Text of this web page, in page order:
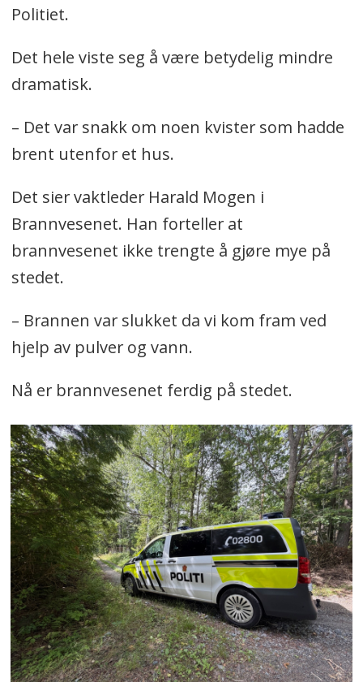
Politiet.
Det hele viste seg å være betydelig mindre
dramatisk.
– Det var snakk om noen kvister som hadde
brent utenfor et hus.
Det sier vaktleder Harald Mogen i
Brannvesenet. Han forteller at
brannvesenet ikke trengte å gjøre mye på
stedet.
– Brannen var slukket da vi kom fram ved
hjelp av pulver og vann.
Nå er brannvesenet ferdig på stedet.